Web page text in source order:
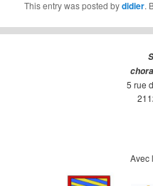
This entry was posted bydidier.
5 rue
Avec